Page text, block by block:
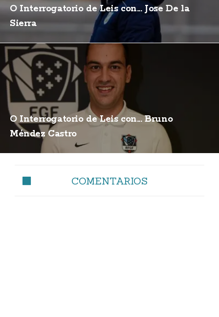
O Interrogatorio de Leis con... Jose De la
Sierra
O Interrogatorio de Leis con... Bruno
Méndez Castro
COMENTARIOS